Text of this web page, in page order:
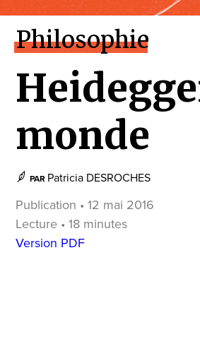
Philosophie
monde
PAR Patricia DESROCHES
Publication • 12 mai 2016
Lecture • 18 minutes
Version PDF